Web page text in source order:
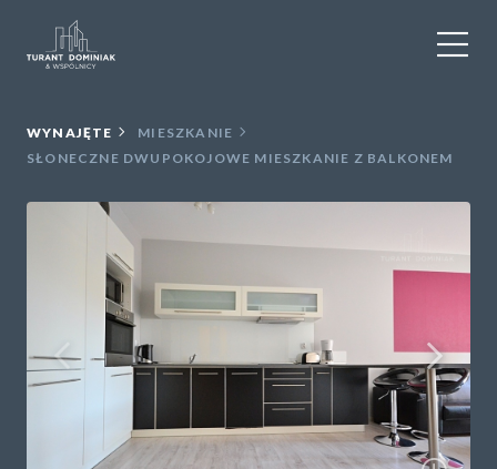
WYNAJEM
OBIEKTY KOMERCYJNE
DLA DEWELOPERÓW
USŁUGI DODATKOWE
WYNAJĘTE
MIESZKANIE
SŁONECZNE DWUPOKOJOWE MIESZKANIE Z BALKONEM